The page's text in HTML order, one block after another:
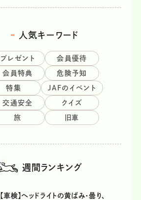
人気キーワード
プレゼント 会員優待
会員特典 危険予知
特集 JAFのイベント
交通安全 クイズ
旅 旧車
週間ランキング
【車検】ヘッドライトの黄ばみ・曇り、